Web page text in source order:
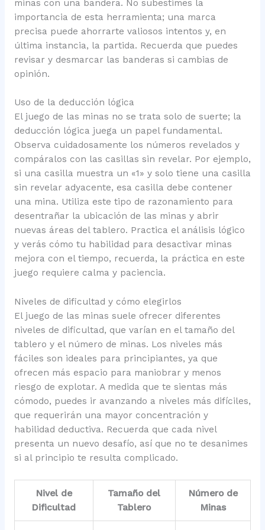
minas con una bandera. No subestimes la
importancia de esta herramienta; una marca
precisa puede ahorrarte valiosos intentos y, en
última instancia, la partida. Recuerda que puedes
revisar y desmarcar las banderas si cambias de
opinión.
Uso de la deducción lógica
El juego de las minas no se trata solo de suerte; la
deducción lógica juega un papel fundamental.
Observa cuidadosamente los números revelados y
compáralos con las casillas sin revelar. Por ejemplo,
si una casilla muestra un «1» y solo tiene una casilla
sin revelar adyacente, esa casilla debe contener
una mina. Utiliza este tipo de razonamiento para
desentrañar la ubicación de las minas y abrir
nuevas áreas del tablero. Practica el análisis lógico
y verás cómo tu habilidad para desactivar minas
mejora con el tiempo, recuerda, la práctica en este
juego requiere calma y paciencia.
Niveles de dificultad y cómo elegirlos
El juego de las minas suele ofrecer diferentes
niveles de dificultad, que varían en el tamaño del
tablero y el número de minas. Los niveles más
fáciles son ideales para principiantes, ya que
ofrecen más espacio para maniobrar y menos
riesgo de explotar. A medida que te sientas más
cómodo, puedes ir avanzando a niveles más difíciles,
que requerirán una mayor concentración y
habilidad deductiva. Recuerda que cada nivel
presenta un nuevo desafío, así que no te desanimes
si al principio te resulta complicado.
Nivel de
Dificultad
Tamaño del
Tablero
Número de
Minas